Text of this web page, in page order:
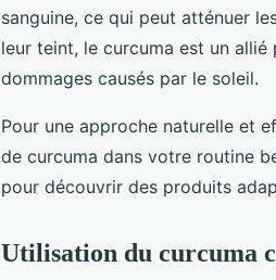
sanguine, ce qui peut atténuer
leur teint, le curcuma est un
dommages causés par le soleil.
Pour une approche naturelle et
de curcuma dans votre routine
pour découvrir des produits
Utilisation du curcuma